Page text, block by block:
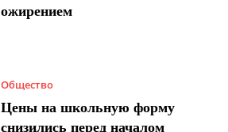
ожирением
Общество
Цены на школьную форму
снизились перед началом